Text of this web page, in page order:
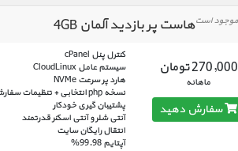
هاست پر بازدید آلمان 4GB
کنترل پنل cPanel
سیستم عامل CloudLinux
هارد پر سرعت NVMe
نسخه php انتخابی + تنظیمات سفارشی
پشتیبان گیری خودکار
آنتی شلر و آنتی اسکنر قدرتمند
انتقال رایگان سایت
آپتایم 99.98%
270,000 تومان
ماهانه
سفارش دهید